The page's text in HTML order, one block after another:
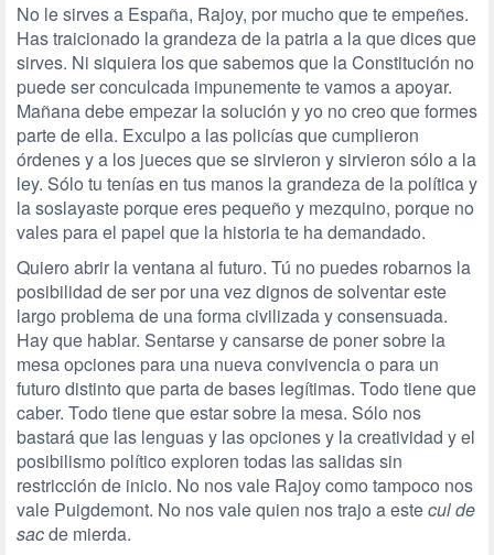
No le sirves a España, Rajoy, por mucho que te empeñes.
Has traicionado la grandeza de la patria a la que dices que
sirves. Ni siquiera los que sabemos que la Constitución no
puede ser conculcada impunemente te vamos a apoyar.
Mañana debe empezar la solución y yo no creo que formes
parte de ella. Exculpo a las policías que cumplieron
órdenes y a los jueces que se sirvieron y sirvieron sólo a la
ley. Sólo tu tenías en tus manos la grandeza de la política y
la soslayaste porque eres pequeño y mezquino, porque no
vales para el papel que la historia te ha demandado.
Quiero abrir la ventana al futuro. Tú no puedes robarnos la
posibilidad de ser por una vez dignos de solventar este
largo problema de una forma civilizada y consensuada.
Hay que hablar. Sentarse y cansarse de poner sobre la
mesa opciones para una nueva convivencia o para un
futuro distinto que parta de bases legítimas. Todo tiene que
caber. Todo tiene que estar sobre la mesa. Sólo nos
bastará que las lenguas y las opciones y la creatividad y el
posibilismo político exploren todas las salidas sin
restricción de inicio. No nos vale Rajoy como tampoco nos
vale Puigdemont. No nos vale quien nos trajo a estecul de
sacde mierda.